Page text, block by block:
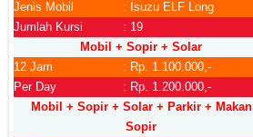
Jenis Mobil
: Isuzu ELF Long
Jumlah Kursi
: 19
Mobil + Sopir + Solar
12 Jam
: Rp. 1.100.000,-
Per Day
: Rp. 1.200.000,-
Mobil + Sopir + Solar + Parkir + Makan
Sopir